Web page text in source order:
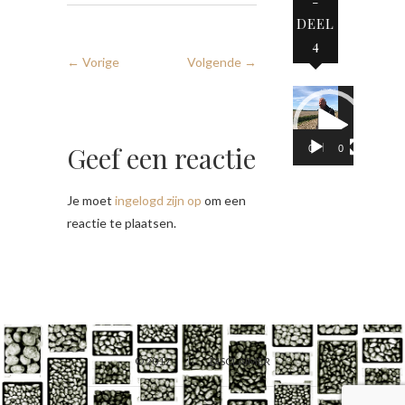
← Vorige Volgende →
Geef een reactie
Je moet ingelogd zijn op om een
reactie te plaatsen.
DEEL
4
Videospeler
00:00 02:05
© 2017 DISCLAIMER